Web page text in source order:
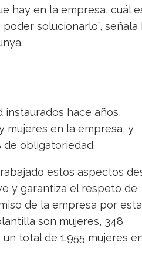
hay en la empresa, cuál
solucionarlo”, señala
hace años,
mujeres en la empresa, y
obligatoriedad.
estos aspectos
y garantiza el respeto de
de la empresa por
son mujeres, 348
total de 1.955 mujeres